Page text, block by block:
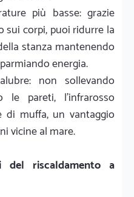
più basse: grazie
corpi, puoi ridurre la
stanza mantenendo
energia.
non sollevando
le pareti, l'infrarosso
di muffa, un vantaggio
vicine al mare.
del riscaldamento a